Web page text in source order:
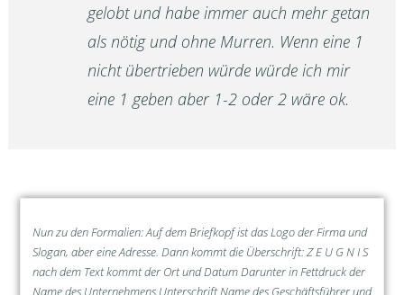
gelobt und habe immer auch mehr getan
als nötig und ohne Murren. Wenn eine 1
nicht übertrieben würde würde ich mir
eine 1 geben aber 1-2 oder 2 wäre ok.
Nun zu den Formalien: Auf dem Briefkopf ist das Logo der Firma und
Slogan, aber eine Adresse. Dann kommt die Überschrift: Z E U G N I S
nach dem Text kommt der Ort und Datum Darunter in Fettdruck der
Name des Unternehmens Unterschrift Name des Geschäftsführer und